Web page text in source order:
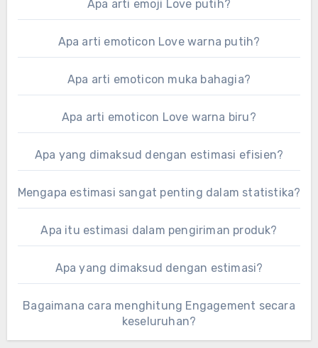
Apa arti emoji Love putih?
Apa arti emoticon Love warna putih?
Apa arti emoticon muka bahagia?
Apa arti emoticon Love warna biru?
Apa yang dimaksud dengan estimasi efisien?
Mengapa estimasi sangat penting dalam statistika?
Apa itu estimasi dalam pengiriman produk?
Apa yang dimaksud dengan estimasi?
Bagaimana cara menghitung Engagement secara
keseluruhan?